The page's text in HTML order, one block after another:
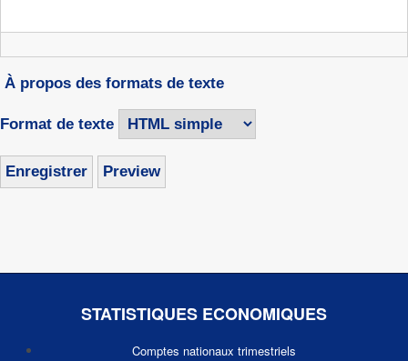
À propos des formats de texte
Format de texte
STATISTIQUES ECONOMIQUES
Comptes nationaux trimestriels